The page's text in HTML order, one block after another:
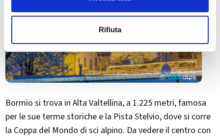
Rifiuta
Bormio si trova in Alta Valtellina, a 1.225 metri, famosa
per le sue terme storiche e la Pista Stelvio, dove si corre
la Coppa del Mondo di sci alpino. Da vedere il centro con